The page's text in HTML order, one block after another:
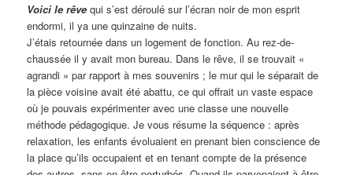
Voici le rêve qui s’est déroulé sur l’écran noir de mon esprit
endormi, il ya une quinzaine de nuits.
J’étais retournée dans un logement de fonction. Au rez-de-
chaussée il y avait mon bureau. Dans le rêve, il se trouvait «
agrandi » par rapport à mes souvenirs ; le mur qui le séparait de
la pièce voisine avait été abattu, ce qui offrait un vaste espace
où je pouvais expérimenter avec une classe une nouvelle
méthode pédagogique. Je vous résume la séquence : après
relaxation, les enfants évoluaient en prenant bien conscience de
la place qu’ils occupaient et en tenant compte de la présence